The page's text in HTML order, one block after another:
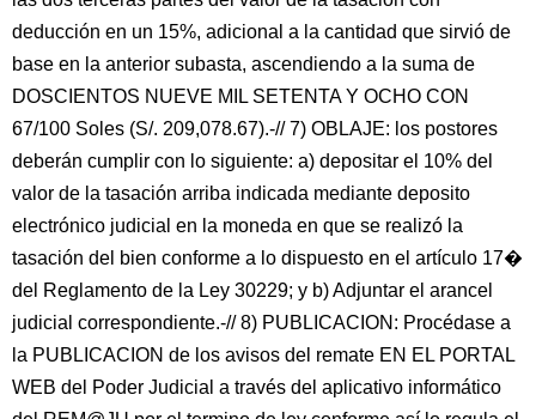
deducción en un 15%, adicional a la cantidad que sirvió de
base en la anterior subasta, ascendiendo a la suma de
DOSCIENTOS NUEVE MIL SETENTA Y OCHO CON
67/100 Soles (S/. 209,078.67).-// 7) OBLAJE: los postores
deberán cumplir con lo siguiente: a) depositar el 10% del
valor de la tasación arriba indicada mediante deposito
electrónico judicial en la moneda en que se realizó la
tasación del bien conforme a lo dispuesto en el artículo 17�
del Reglamento de la Ley 30229; y b) Adjuntar el arancel
judicial correspondiente.-// 8) PUBLICACION: Procédase a
la PUBLICACION de los avisos del remate EN EL PORTAL
WEB del Poder Judicial a través del aplicativo informático